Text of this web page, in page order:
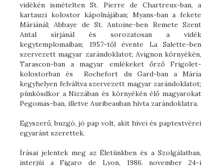
vidékén ismételten St. Pierre de Chartreux-ban, a
kartauzi kolostor kápolnájában; Myans-ban a fekete
Máriánál; Abbaye de St. Antoine-ben Remete Szent
Antal sírjánál és sorozatosan a vidék
kegytemplomaiban; 1957-től évente La Salette-ben
szervezett magyar zarándoklatot; Avignon környékén,
Tarascon-ban a magyar emlékeket őrző Frigolet-
kolostorban és Rochefort du Gard-ban a Mária
kegyhelyen felváltva szervezett magyar zarándoklatot;
pünkösdkor a Nizzában és környékén élő magyarokat
Pegomas-ban, illetve Auribeauban hívta zarándoklatra.
Egyszerű, buzgó, jó pap volt, akit hívei és paptestvérei
egyaránt szerettek.
Írásai jelentek meg az Életünkben és a Szolgálatban,
interjúi a Figaro de Lyon, 1986. november 24-i